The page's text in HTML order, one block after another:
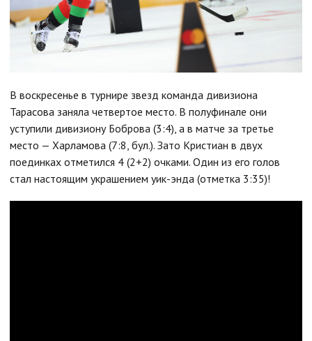
В воскресенье в турнире звезд команда дивизиона
Тарасова заняла четвертое место. В полуфинале они
уступили дивизиону Боброва (3:4), а в матче за третье
место — Харламова (7:8, бул.). Зато Кристиан в двух
поединках отметился 4 (2+2) очками. Один из его голов
стал настоящим украшением уик-энда (отметка 3:35)!